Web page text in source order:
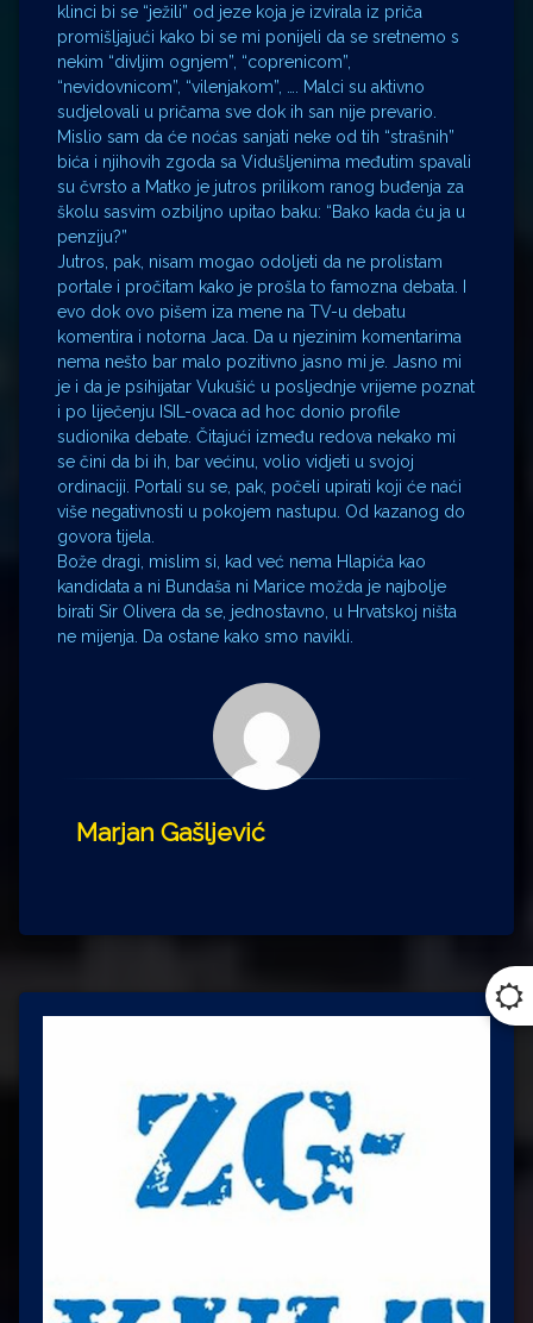
klinci bi se “ježili” od jeze koja je izvirala iz priča
promišljajući kako bi se mi ponijeli da se sretnemo s
nekim “divljim ognjem”, “coprenicom”,
“nevidovnicom”, “vilenjakom”, …. Malci su aktivno
sudjelovali u pričama sve dok ih san nije prevario.
Mislio sam da će noćas sanjati neke od tih “strašnih”
bića i njihovih zgoda sa Vidušljenima međutim spavali
su čvrsto a Matko je jutros prilikom ranog buđenja za
školu sasvim ozbiljno upitao baku: “Bako kada ću ja u
penziju?”
Jutros, pak, nisam mogao odoljeti da ne prolistam
portale i pročitam kako je prošla to famozna debata. I
evo dok ovo pišem iza mene na TV-u debatu
komentira i notorna Jaca. Da u njezinim komentarima
nema nešto bar malo pozitivno jasno mi je. Jasno mi
je i da je psihijatar Vukušić u posljednje vrijeme poznat
i po liječenju ISIL-ovaca ad hoc donio profile
sudionika debate. Čitajući između redova nekako mi
se čini da bi ih, bar većinu, volio vidjeti u svojoj
ordinaciji. Portali su se, pak, počeli upirati koji će naći
više negativnosti u pokojem nastupu. Od kazanog do
govora tijela.
Bože dragi, mislim si, kad već nema Hlapića kao
kandidata a ni Bundaša ni Marice možda je najbolje
birati Sir Olivera da se, jednostavno, u Hrvatskoj ništa
ne mijenja. Da ostane kako smo navikli.
Marjan Gašljević